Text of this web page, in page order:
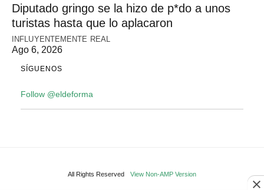
Diputado gringo se la hizo de p*do a unos
turistas hasta que lo aplacaron
INFLUYENTEMENTE REAL
Ago 6, 2026
SÍGUENOS
Follow @eldeforma
All Rights Reserved View Non-AMP Version